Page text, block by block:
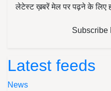
लेटेस्ट ख़बरें मेल पर पढ़ने के लिए
Subscribe
Latest feeds
News